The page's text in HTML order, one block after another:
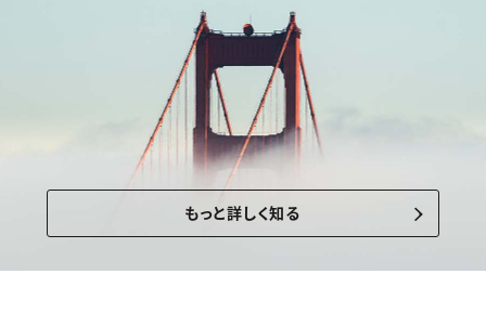
もっと詳しく知る